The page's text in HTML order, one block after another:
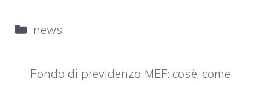
Categorie
news
Fondo di previdenza MEF: cos’è, come